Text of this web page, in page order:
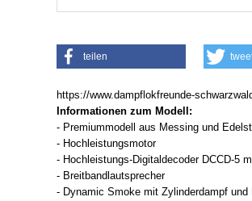
teilen
https://www.dampflokfreunde-
Informationen zum Modell:
- Premiummodell aus Messing und
- Hochleistungsmotor
- Hochleistungs-Digitaldecoder DCCD-5
- Breitbandlautsprecher
- Dynamic Smoke mit Zylinderdampf